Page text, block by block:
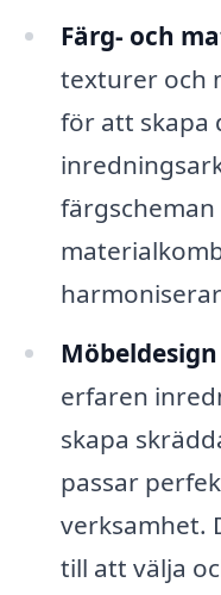
Färg- och
texturer och
för att skapa
färgscheman
erfaren
skapa
passar
verksamhet.
till att välja